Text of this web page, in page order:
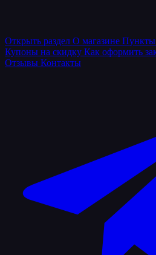
Открыть раздел О магазине Пункты
Купоны на скидку Как оформить
Отзывы Контакты